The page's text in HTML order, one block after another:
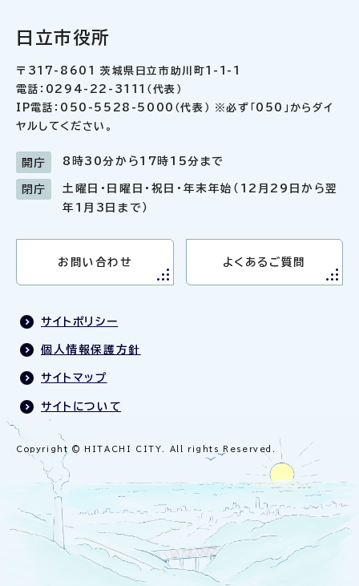
日立市役所
〒317-8601 茨城県日立市助川町1-1-1
電話：0294-22-3111（代表）
IP電話：050-5528-5000（代表） ※必ず「050」からダイ
ヤルしてください。
開庁 8時30分から17時15分まで
閉庁
土曜日・日曜日・祝日・年末年始（12月29日から翌
年1月3日まで）
お問い合わせ よくあるご質問
サイトポリシー
個人情報保護方針
サイトマップ
サイトについて
Copyright © HITACHI CITY. All rights Reserved.